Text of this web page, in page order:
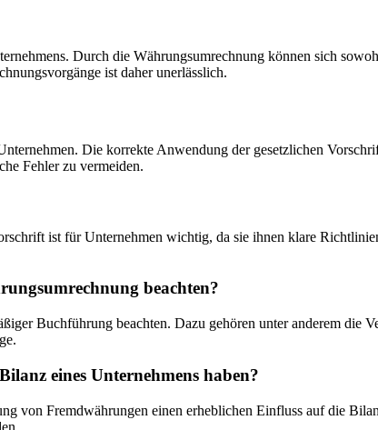
Durch die Währungsumrechnung können sich
ist daher unerlässlich.
Die korrekte Anwendung der gesetzlichen
Fehler zu vermeiden.
ist für Unternehmen wichtig, da sie ihnen klare
beachten?
Buchführung beachten. Dazu gehören unter anderem die
eines Unternehmens haben?
von Fremdwährungen einen erheblichen Einfluss auf die